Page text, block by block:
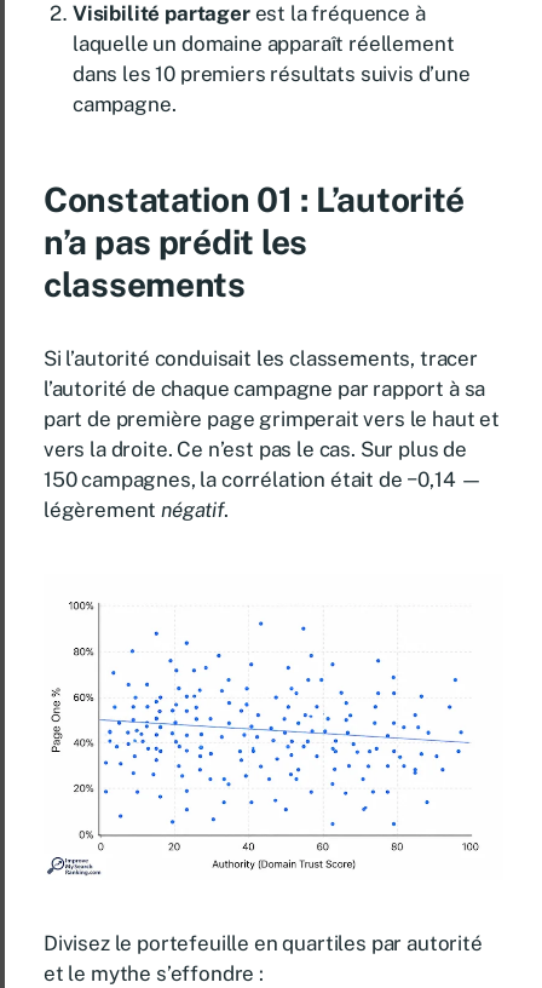
Visibilité partagerest la fréquence à
laquelle un domaine apparaît réellement
dans les 10 premiers résultats suivis d’une
campagne.
Constatation 01 : L’autorité
n’a pas prédit les
classements
Si l’autorité conduisait les classements, tracer
l’autorité de chaque campagne par rapport à sa
part de première page grimperait vers le haut et
vers la droite. Ce n’est pas le cas. Sur plus de
150 campagnes, la corrélation était de −0,14 —
légèrementnégatif.
Divisez le portefeuille en quartiles par autorité
et le mythe s’effondre :